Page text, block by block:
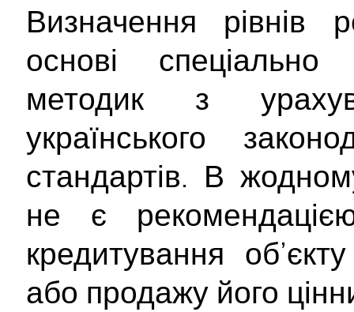
Визначення рівнів
основі спеціально
методик з
українського
стандартів. В
не є
кредитування
або продажу його